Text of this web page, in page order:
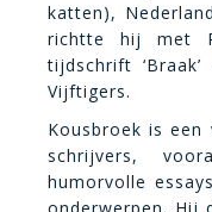
katten),
richtte hij met
tijdschrift
Vijftigers.
Kousbroek is een
schrijvers,
humorvolle